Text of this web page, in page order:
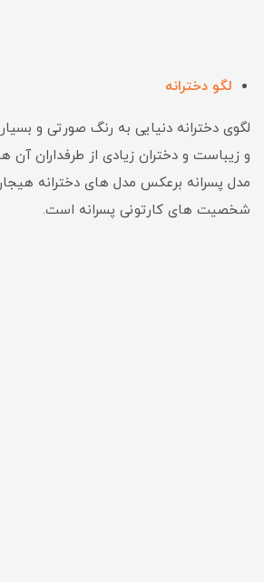
لگو دخترانه
لگوی دخترانه دنیایی به رنگ صورتی و
و زیباست و دختران زیادی از طرفداران آن
مدل پسرانه برعکس مدل های دخترانه
شخصیت های کارتونی پسرانه است.